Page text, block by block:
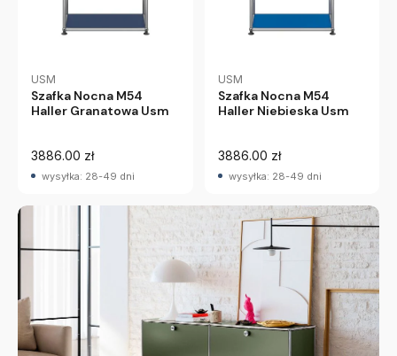
USM
Szafka Nocna M54
Haller Granatowa Usm
3886.00 zł
wysyłka: 28-49 dni
USM
Szafka Nocna M54
Haller Niebieska Usm
3886.00 zł
wysyłka: 28-49 dni